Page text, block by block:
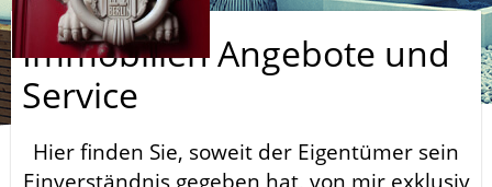
Immobilien Angebote und
Service
Hier finden Sie, soweit der Eigentümer sein